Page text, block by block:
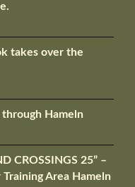
takes over the
Hameln
CROSSINGS 25” –
Area Hameln